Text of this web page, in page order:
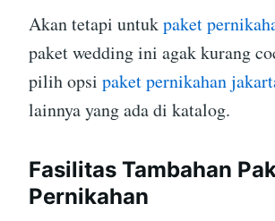
Akan tetapi untukpaket
paket wedding ini agak kurang
pilih opsi paket pernikahan
lainnya yang ada di katalog.
Fasilitas Tambahan
Pernikahan